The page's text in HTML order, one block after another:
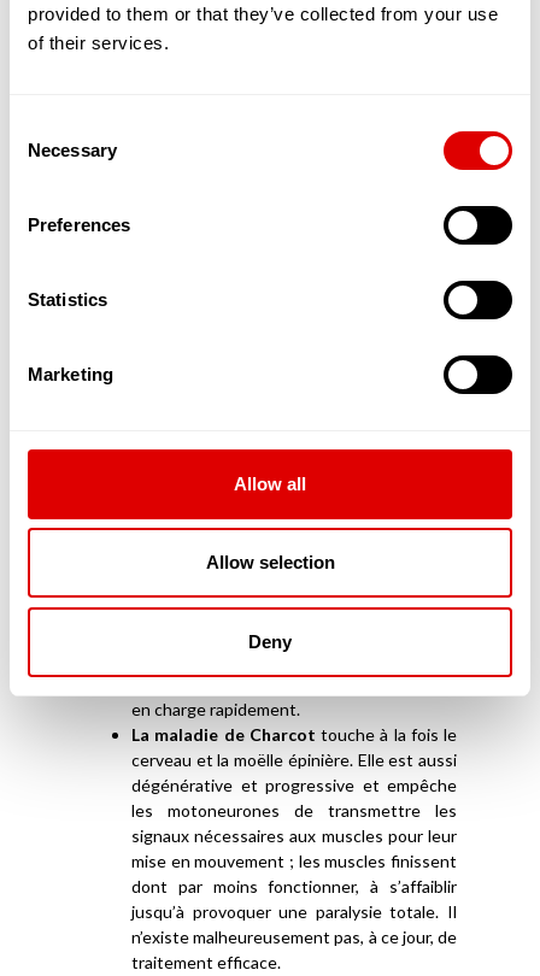
provided to them or that they’ve collected from your use
of their services.
Selection
Necessary
Preferences
Statistics
Marketing
Allow all
Allow selection
Deny
pour prendre en charge ces maladies. Parmi elles,
l’on peut trouver :
225.000 nouveaux cas par an. Elle affecte la
capacité à réaliser des gestes simples de la
maladie neurodégénérative qui empêche le
contrôle des mouvements du corps. 200
France et 25 000 personnes le sont, en
sphincter urinal, qui permet de maintenir
fermée cette dernière, sont altérés.
intervient lorsque le cerveau n’est plus
suffisamment irrigué et n’apporte plus ni
nécessaires. Dès-lors, les cellules du
cerveau meurent et provoquent des
lésions qui peuvent se révéler très
importantes si la personne n’est pas prise
en charge rapidement.
La maladie de Charcot touche à la fois le
cerveau et la moëlle épinière. Elle est aussi
dégénérative et progressive et empêche
les motoneurones de transmettre les
signaux nécessaires aux muscles pour leur
mise en mouvement ; les muscles finissent
dont par moins fonctionner, à s’affaiblir
jusqu’à provoquer une paralysie totale. Il
n’existe malheureusement pas, à ce jour, de
traitement efficace.